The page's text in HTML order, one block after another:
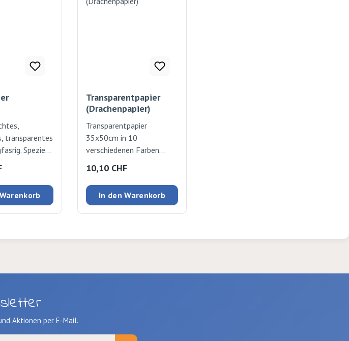
transparentes
Speziell
Beliebt auch
an den
für die
Transparentpapier
(Drachenpapier)
Transparentpapier
35x50cm in 10
verschiedenen Farben
Folia. Packung 50 Bogen
Regulärer Preis:
10,10 CHF
In den Warenkorb
Aktionen per E-Mail.